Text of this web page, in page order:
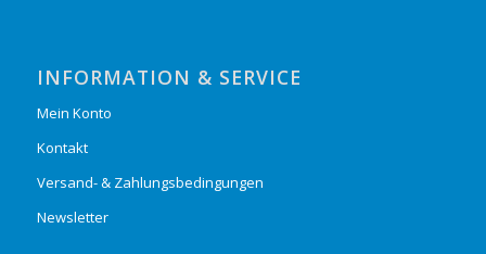
INFORMATION & SERVICE
Mein Konto
Kontakt
Versand- & Zahlungsbedingungen
Newsletter